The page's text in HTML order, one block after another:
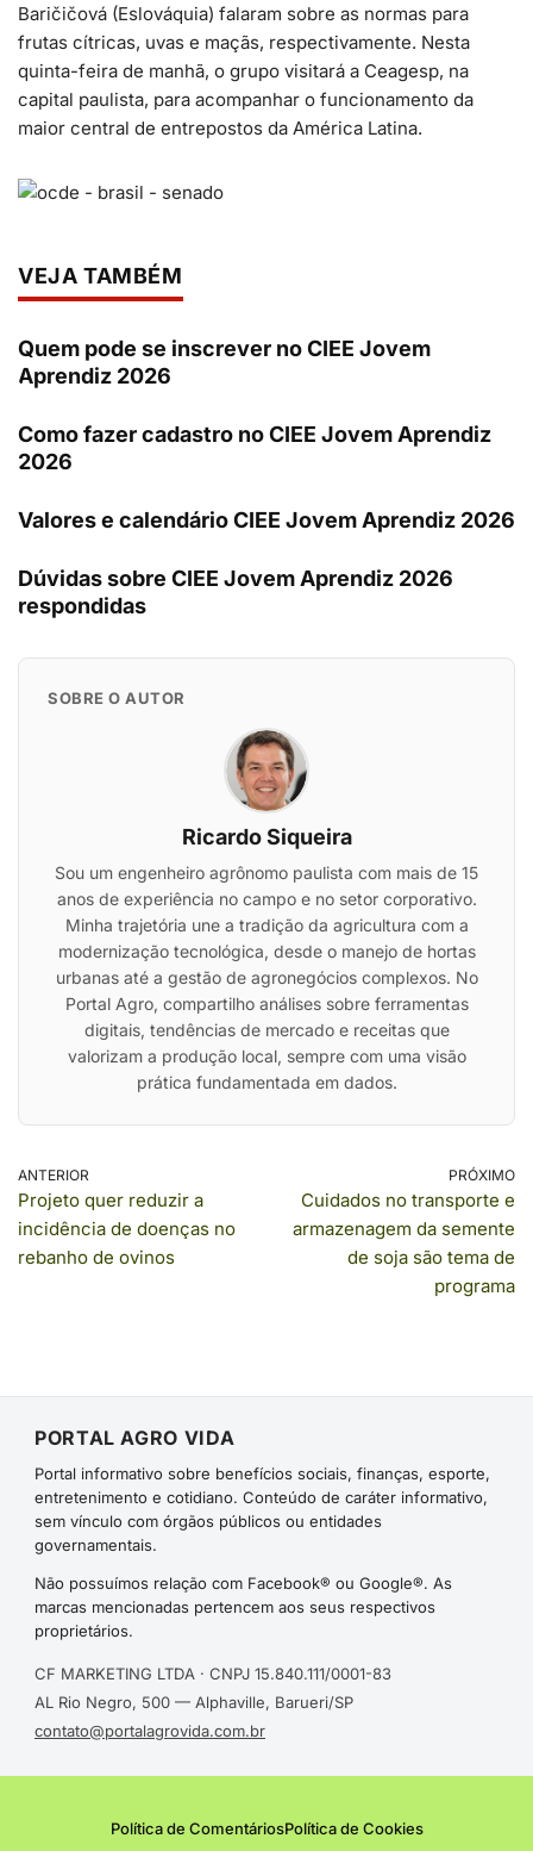
Baričičová (Eslováquia) falaram sobre as normas para
frutas cítricas, uvas e maçãs, respectivamente. Nesta
quinta-feira de manhã, o grupo visitará a Ceagesp, na
capital paulista, para acompanhar o funcionamento da
maior central de entrepostos da América Latina.
VEJA TAMBÉM
Quem pode se inscrever no CIEE Jovem
Aprendiz 2026
Como fazer cadastro no CIEE Jovem Aprendiz
2026
Valores e calendário CIEE Jovem Aprendiz 2026
Dúvidas sobre CIEE Jovem Aprendiz 2026
respondidas
SOBRE O AUTOR
Ricardo Siqueira
Sou um engenheiro agrônomo paulista com mais de 15
anos de experiência no campo e no setor corporativo.
Minha trajetória une a tradição da agricultura com a
modernização tecnológica, desde o manejo de hortas
urbanas até a gestão de agronegócios complexos. No
Portal Agro, compartilho análises sobre ferramentas
digitais, tendências de mercado e receitas que
valorizam a produção local, sempre com uma visão
prática fundamentada em dados.
ANTERIOR
Projeto quer reduzir a
incidência de doenças no
rebanho de ovinos
PRÓXIMO
Cuidados no transporte e
armazenagem da semente
de soja são tema de
programa
PORTAL AGRO VIDA
Portal informativo sobre benefícios sociais, finanças, esporte,
entretenimento e cotidiano. Conteúdo de caráter informativo,
sem vínculo com órgãos públicos ou entidades
governamentais.
Não possuímos relação com Facebook® ou Google®. As
marcas mencionadas pertencem aos seus respectivos
proprietários.
CF MARKETING LTDA · CNPJ 15.840.111/0001-83
AL Rio Negro, 500 — Alphaville, Barueri/SP
contato@portalagrovida.com.br
Política de ComentáriosPolítica de Cookies